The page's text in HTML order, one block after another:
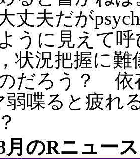
丈夫だが
うに見えて
状況把握に
だろう？ 依
弱喋ると疲れ
月のRニュー